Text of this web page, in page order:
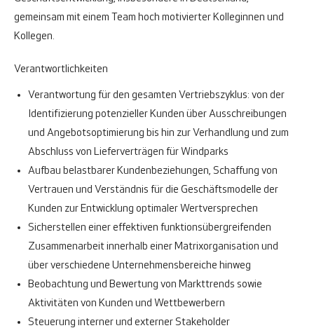
gemeinsam mit einem Team hoch motivierter Kolleginnen und
Kollegen.
Verantwortlichkeiten
Verantwortung für den gesamten Vertriebszyklus: von der
Identifizierung potenzieller Kunden über Ausschreibungen
und Angebotsoptimierung bis hin zur Verhandlung und zum
Abschluss von Lieferverträgen für Windparks
Aufbau belastbarer Kundenbeziehungen, Schaffung von
Vertrauen und Verständnis für die Geschäftsmodelle der
Kunden zur Entwicklung optimaler Wertversprechen
Sicherstellen einer effektiven funktionsübergreifenden
Zusammenarbeit innerhalb einer Matrixorganisation und
über verschiedene Unternehmensbereiche hinweg
Beobachtung und Bewertung von Markttrends sowie
Aktivitäten von Kunden und Wettbewerbern
Steuerung interner und externer Stakeholder